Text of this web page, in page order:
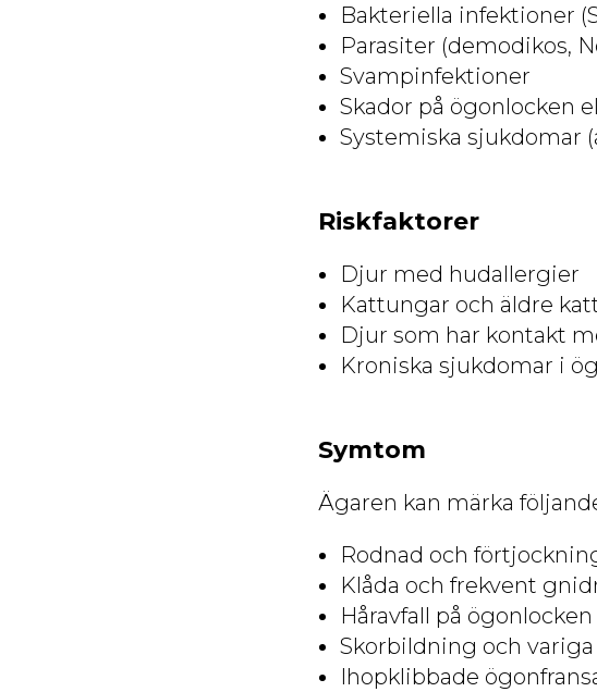
Bakteriella infektioner
Parasiter (demodikos,
Svampinfektioner
Skador på ögonlocken
Systemiska sjukdomar
Riskfaktorer
Djur med hudallergier
Kattungar och äldre
Djur som har kontakt
Kroniska sjukdomar i
Symtom
Ägaren kan märka
Rodnad och
Klåda och frekvent
Håravfall på ögonlocken
Skorbildning och
Ihopklibbade